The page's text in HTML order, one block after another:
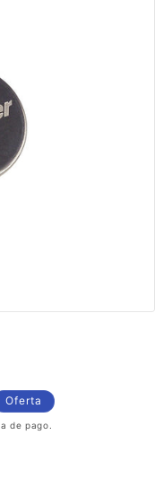
Oferta
de pago.